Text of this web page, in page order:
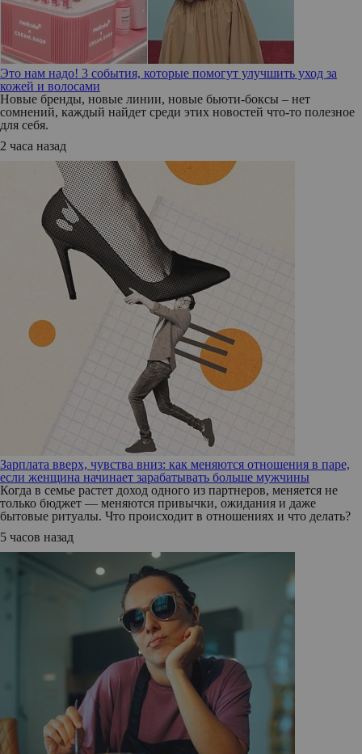
Это нам надо! 3 события, которые помогут улучшить уход за
кожей и волосами
Новые бренды, новые линии, новые бьюти-боксы – нет
сомнений, каждый найдет среди этих новостей что-то полезное
для себя.
2 часа назад
Зарплата вверх, чувства вниз: как меняются отношения в паре,
если женщина начинает зарабатывать больше мужчины
Когда в семье растет доход одного из партнеров, меняется не
только бюджет — меняются привычки, ожидания и даже
бытовые ритуалы. Что происходит в отношениях и что делать?
5 часов назад